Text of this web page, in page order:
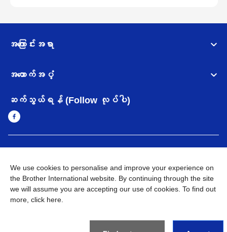
အကြောင်းအရာ
အထောက်အပံ့
ဆက်သွယ်ရန် (Follow လုပ်ပါ)
အချက်အလက်မူဝါဒ အသုံးပြုမူဝါဒ
သုံးစွဲရန် ဝက်ဆိုဒ်အညွှန်း
Brother Global ဝက်ဆိုဒ်သို့သွားရန်
We use cookies to personalise and improve your experience on
the Brother International website. By continuing through the site
we will assume you are accepting our use of cookies. To find out
more, click here